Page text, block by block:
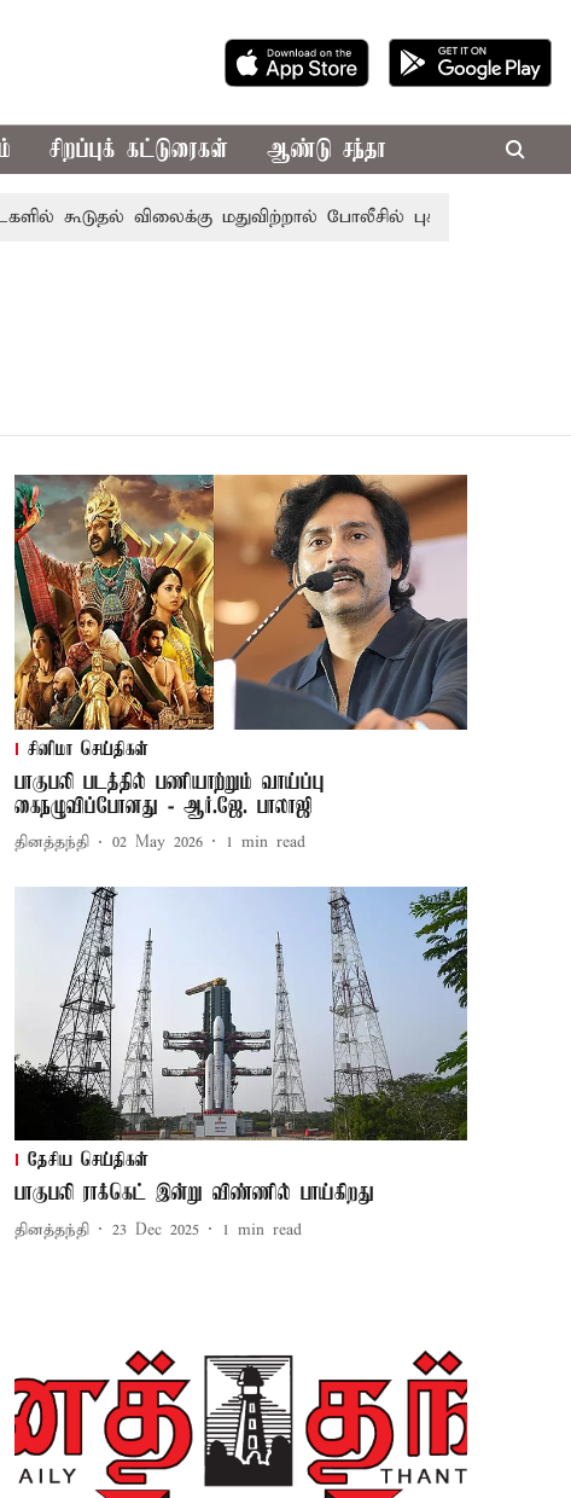
சிறப்புக் கட்டுரைகள் ஆண்டு சந்தா
விலைக்கு மதுவிற்றால் போலீசில் புகார் அளிக்கலாம் -
சினிமா செய்திகள்
பாகுபலி படத்தில் பணியாற்றும் வாய்ப்பு
கைநழுவிப்போனது - ஆர்.ஜே. பாலாஜி
தினத்தந்தி 02 May 2026 1 min read
தேசிய செய்திகள்
பாகுபலி ராக்கெட் இன்று விண்ணில் பாய்கிறது
தினத்தந்தி 23 Dec 2025 1 min read